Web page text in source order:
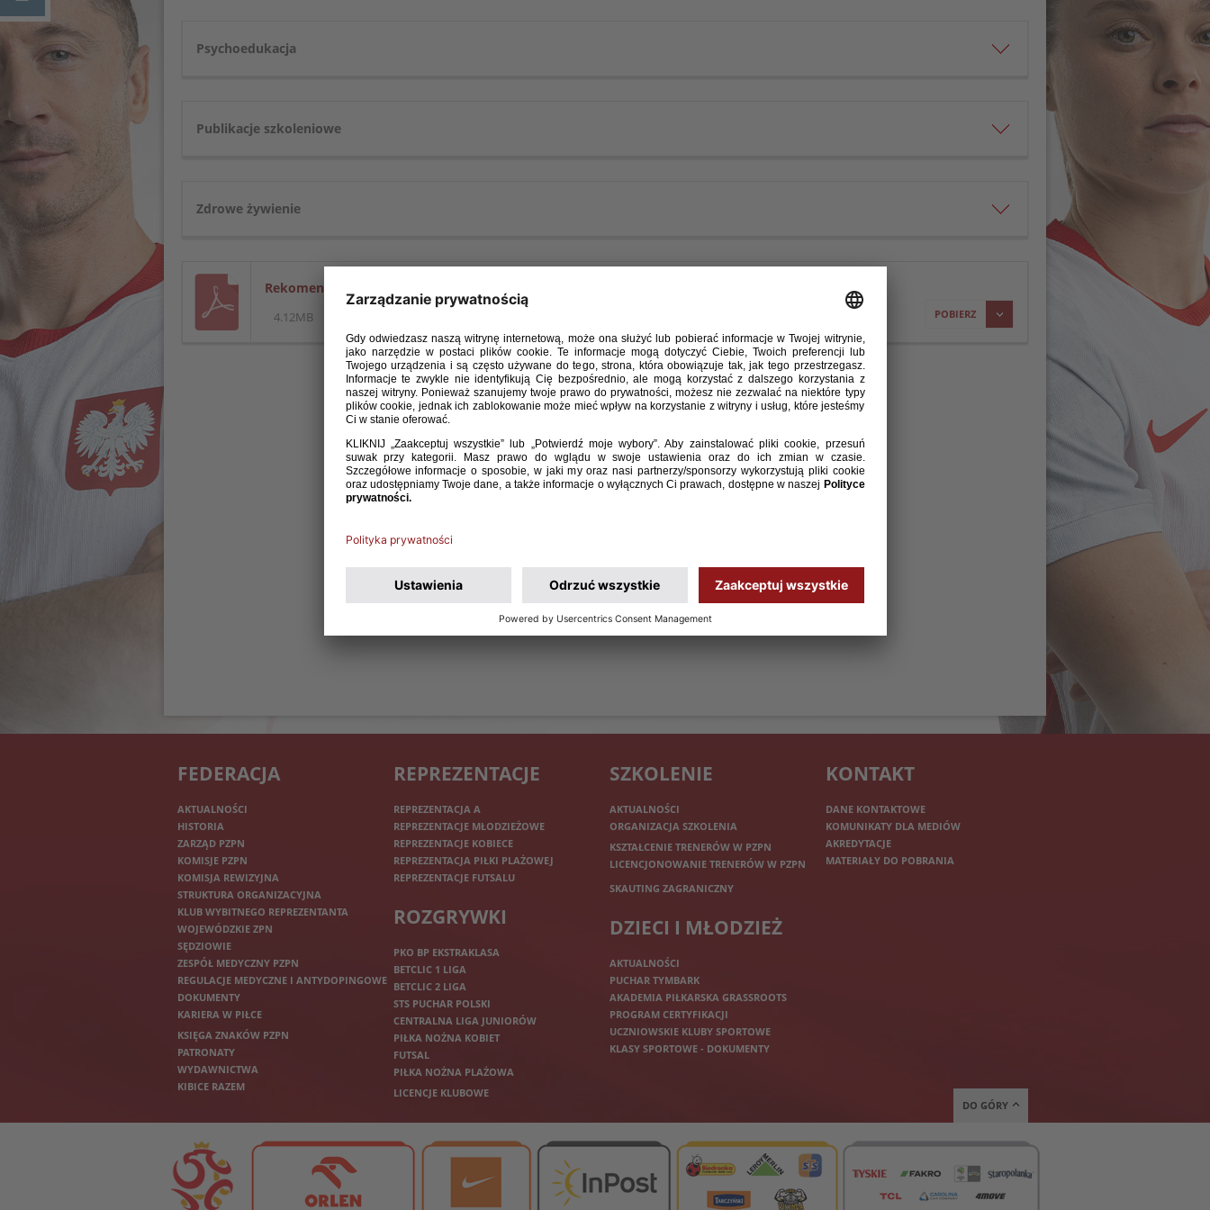
Psychoedukacja
Publikacje szkoleniowe
Zdrowe żywienie
POBIERZ
Rekomendacje PZPN dotyczące Bezpieczeństwa Dzieci.pdf
4.12MB
FEDERACJA
AKTUALNOŚCI
HISTORIA
ZARZĄD PZPN
KOMISJE PZPN
KOMISJA REWIZYJNA
STRUKTURA ORGANIZACYJNA
KLUB WYBITNEGO REPREZENTANTA
WOJEWÓDZKIE ZPN
SĘDZIOWIE
ZESPÓŁ MEDYCZNY PZPN
REGULACJE MEDYCZNE I ANTYDOPINGOWE
DOKUMENTY
KARIERA W PIŁCE
KSIĘGA ZNAKÓW PZPN
PATRONATY
WYDAWNICTWA
KIBICE RAZEM
REPREZENTACJE
REPREZENTACJA A
REPREZENTACJE MŁODZIEŻOWE
REPREZENTACJE KOBIECE
REPREZENTACJA PIŁKI PLAŻOWEJ
REPREZENTACJE FUTSALU
ROZGRYWKI
PKO BP EKSTRAKLASA
BETCLIC 1 LIGA
BETCLIC 2 LIGA
STS PUCHAR POLSKI
CENTRALNA LIGA JUNIORÓW
PIŁKA NOŻNA KOBIET
FUTSAL
PIŁKA NOŻNA PLAŻOWA
LICENCJE KLUBOWE
SZKOLENIE
AKTUALNOŚCI
ORGANIZACJA SZKOLENIA
KSZTAŁCENIE TRENERÓW W PZPN
LICENCJONOWANIE TRENERÓW W PZPN
SKAUTING ZAGRANICZNY
DZIECI I MŁODZIEŻ
AKTUALNOŚCI
PUCHAR TYMBARK
AKADEMIA PIŁKARSKA GRASSROOTS
PROGRAM CERTYFIKACJI
UCZNIOWSKIE KLUBY SPORTOWE
KLASY SPORTOWE - DOKUMENTY
KONTAKT
DANE KONTAKTOWE
KOMUNIKATY DLA MEDIÓW
AKREDYTACJE
MATERIAŁY DO POBRANIA
DO GÓRY